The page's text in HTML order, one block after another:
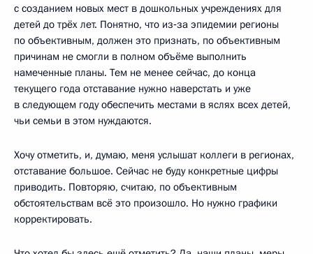
с созданием новых мест в дошкольных учреждениях для
детей до трёх лет. Понятно, что из‑за эпидемии регионы
по объективным, должен это признать, по объективным
причинам не смогли в полном объёме выполнить
намеченные планы. Тем не менее сейчас, до конца
текущего года отставание нужно наверстать и уже
в следующем году обеспечить местами в яслях всех детей,
чьи семьи в этом нуждаются.
Хочу отметить, и, думаю, меня услышат коллеги в регионах,
отставание большое. Сейчас не буду конкретные цифры
приводить. Повторяю, считаю, по объективным
обстоятельствам всё это произошло. Но нужно графики
корректировать.